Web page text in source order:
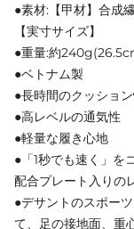
●素材:【甲材】合成
【実寸サイズ】
●重量:約
●ベトナム製
●長時間のクッショ
●高レベルの通気性
●軽量な履き心地
●「1秒でも速く」を
配合プレート入りの
●デサントのスポー
て、足の接地面、重